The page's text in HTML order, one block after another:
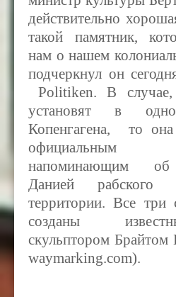
действительно
такой памятник,
нам о нашем
подчеркнул он
Politiken. В
установят в
Копенгагена, то
официальным
напоминающим об
Данией
территории. Все три
созданы
скульптором
waymarking.com).